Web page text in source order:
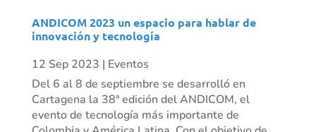
ANDICOM 2023 un espacio para hablar de
innovación y tecnología
12 Sep 2023 | Eventos
Del 6 al 8 de septiembre se desarrolló en
Cartagena la 38ª edición del ANDICOM, el
evento de tecnología más importante de